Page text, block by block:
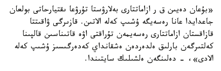
«بۇعان دەيىن ق ر ازاماتتارى بەلارۋستا تۇرۋعا ىقتيارحاتى بولعان
جاعدايدا عانا رەسەيگە ۇشىپ كەلە الاتىن. قازىرگى ۋاقىتتا
قازاقستان ازاماتتارى رەسەيمەن تۇراقتى اۋە قاتىناسىن قالپىنا
كەلتىرگەن بارلىق ەلدەردەن ەشقانداي كەدەرگىسىز ۇشىپ كەلە
الادى»، - دەلىنگەن ەلشىلىك سايتىندا.